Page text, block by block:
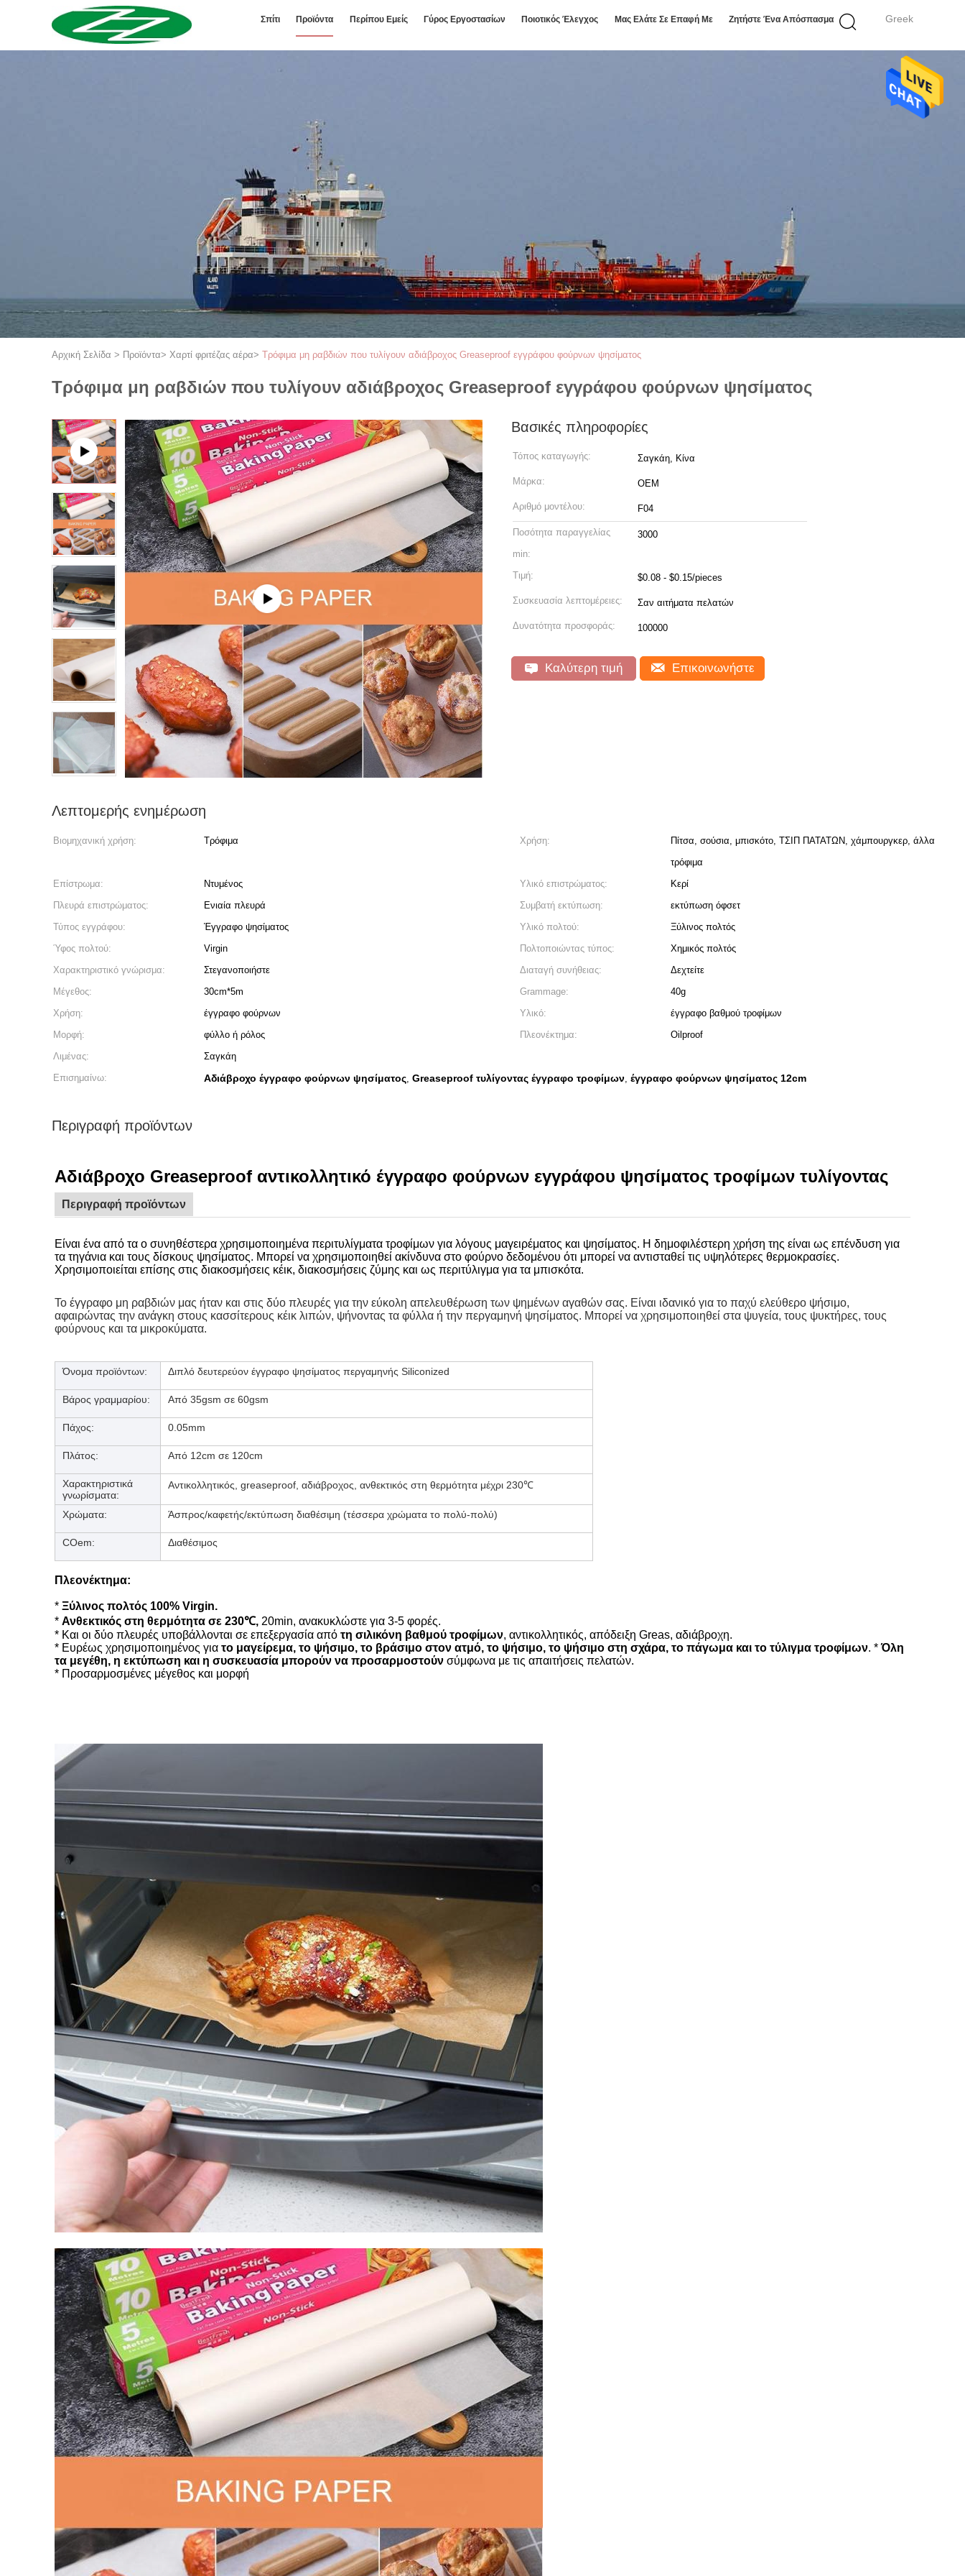
Greek
Σπίτι Προϊόντα Περίπου Εμείς Γύρος Εργοστασίων Ποιοτικός Έλεγχος Μας Ελάτε Σε Επαφή Με Ζητήστε Ένα Απόσπασμα
Αρχική Σελίδα > Προϊόντα> Χαρτί φριτέζας αέρα> Τρόφιμα μη ραβδιών που τυλίγουν αδιάβροχος Greaseproof εγγράφου φούρνων ψησίματος
Τρόφιμα μη ραβδιών που τυλίγουν αδιάβροχος Greaseproof εγγράφου φούρνων ψησίματος
Βασικές πληροφορίες
Τόπος καταγωγής: Σαγκάη, Κίνα
Μάρκα: OEM
Αριθμό μοντέλου: F04
Ποσότητα παραγγελίας
min:
3000
Τιμή: $0.08 - $0.15/pieces
Συσκευασία λεπτομέρειες: Σαν αιτήματα πελατών
Δυνατότητα προσφοράς: 100000
Καλύτερη τιμή Επικοινωνήστε
Λεπτομερής ενημέρωση
Βιομηχανική χρήση: Τρόφιμα Χρήση:
Πίτσα, σούσια, μπισκότο, ΤΣΙΠ ΠΑΤΑΤΩΝ, χάμπουργκερ, άλλα
τρόφιμα
Επίστρωμα:
Ντυμένος Υλικό επιστρώματος:
Κερί
Πλευρά επιστρώματος:
Ενιαία πλευρά Συμβατή εκτύπωση:
εκτύπωση όφσετ
Τύπος εγγράφου:
Έγγραφο ψησίματος Υλικό πολτού:
Ξύλινος πολτός
Ύφος πολτού:
Virgin Πολτοποιώντας τύπος:
Χημικός πολτός
Χαρακτηριστικό γνώρισμα:
Στεγανοποιήστε Διαταγή συνήθειας:
Δεχτείτε
Μέγεθος:
30cm*5m Grammage:
40g
Χρήση:
έγγραφο φούρνων Υλικό:
έγγραφο βαθμού τροφίμων
Μορφή:
φύλλο ή ρόλος Πλεονέκτημα:
Oilproof
Λιμένας:
Σαγκάη
Επισημαίνω:
Αδιάβροχο έγγραφο φούρνων ψησίματος, Greaseproof τυλίγοντας έγγραφο τροφίμων, έγγραφο φούρνων ψησίματος 12cm
Περιγραφή προϊόντων
Αδιάβροχο Greaseproof αντικολλητικό έγγραφο φούρνων εγγράφου ψησίματος τροφίμων τυλίγοντας
Περιγραφή προϊόντων
Είναι ένα από τα ο συνηθέστερα χρησιμοποιημένα περιτυλίγματα τροφίμων για λόγους μαγειρέματος και ψησίματος. Η δημοφιλέστερη χρήση της είναι ως επένδυση για
τα τηγάνια και τους δίσκους ψησίματος. Μπορεί να χρησιμοποιηθεί ακίνδυνα στο φούρνο δεδομένου ότι μπορεί να αντισταθεί τις υψηλότερες θερμοκρασίες.
Χρησιμοποιείται επίσης στις διακοσμήσεις κέικ, διακοσμήσεις ζύμης και ως περιτύλιγμα για τα μπισκότα.
Το έγγραφο μη ραβδιών μας ήταν και στις δύο πλευρές για την εύκολη απελευθέρωση των ψημένων αγαθών σας. Είναι ιδανικό για το παχύ ελεύθερο ψήσιμο,
αφαιρώντας την ανάγκη στους κασσίτερους κέικ λιπών, ψήνοντας τα φύλλα ή την περγαμηνή ψησίματος. Μπορεί να χρησιμοποιηθεί στα ψυγεία, τους ψυκτήρες, τους
φούρνους και τα μικροκύματα.
Όνομα προϊόντων: Διπλό δευτερεύον έγγραφο ψησίματος περγαμηνής Siliconized
Βάρος γραμμαρίου: Από 35gsm σε 60gsm
Πάχος: 0.05mm
Πλάτος: Από 12cm σε 120cm
Χαρακτηριστικά
γνωρίσματα:
Αντικολλητικός, greaseproof, αδιάβροχος, ανθεκτικός στη θερμότητα μέχρι 230℃
Χρώματα: Άσπρος/καφετής/εκτύπωση διαθέσιμη (τέσσερα χρώματα το πολύ-πολύ)
COem: Διαθέσιμος
Πλεονέκτημα:
* Ξύλινος πολτός 100% Virgin.
* Ανθεκτικός στη θερμότητα σε 230℃, 20min, ανακυκλώστε για 3-5 φορές.
* Και οι δύο πλευρές υποβάλλονται σε επεξεργασία από τη σιλικόνη βαθμού τροφίμων, αντικολλητικός, απόδειξη Greas, αδιάβροχη.
* Ευρέως χρησιμοποιημένος για το μαγείρεμα, το ψήσιμο, το βράσιμο στον ατμό, το ψήσιμο, το ψήσιμο στη σχάρα, το πάγωμα και το τύλιγμα τροφίμων. *Όλη
τα μεγέθη, η εκτύπωση και η συσκευασία μπορούν να προσαρμοστούν σύμφωνα με τις απαιτήσεις πελατών.
* Προσαρμοσμένες μέγεθος και μορφή